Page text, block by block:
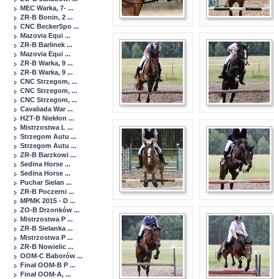
MEC Warka, 7- ...
ZR-B Bonin, 2 ...
CNC BeckerSpo ...
Mazovia Equi ...
ZR-B Barlinek ...
Mazovia Equi ...
ZR-B Warka, 9 ...
ZR-B Warka, 9 ...
CNC Strzegom, ...
CNC Strzegom, ...
CNC Strzegom, ...
Cavaliada War ...
HZT-B Niekłon ...
Mistrzostwa L ...
Strzegom Autu ...
Strzegom Autu ...
ZR-B Barzkowi ...
Sedina Horse ...
Sedina Horse ...
Puchar Sielan ...
ZR-B Poczerni ...
MPMK 2015 - D ...
ZO-B Drzonków ...
Mistrzostwa P ...
ZR-B Sielanka ...
Mistrzostwa P ...
ZR-B Nowielic ...
OOM-C Baborów ...
Finał OOM-B P ...
Finał OOM-A, ...